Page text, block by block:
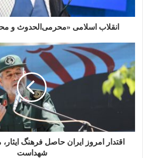
کلانتری در بخش دیگری از سخنان خود با
حفظ هویت ملی گفت: در طول تاریخ،
نزاع بر سر خاک هستند، اما برخی دیگر دفاع
اراده ملی و حق تعیین سرنوشت محسوب
رمضان تنها از مرزهای جغرافیایی ایران
هویتی ایران پاسداری کردند.
وی ادامه داد: آنان از این اصل بنیادین دفاع
خود درباره سرنوشت خویش تصمیم بگیرد
تحمیل اراده خود بر این ملت را ندارد.
معنا پیدا می‌کند که بتواند در لحظات سخت،
انقلاب اسلامی «محرمی‌الحدوث و
اقتدار امروز ایران حاصل فرهنگ
شهداست